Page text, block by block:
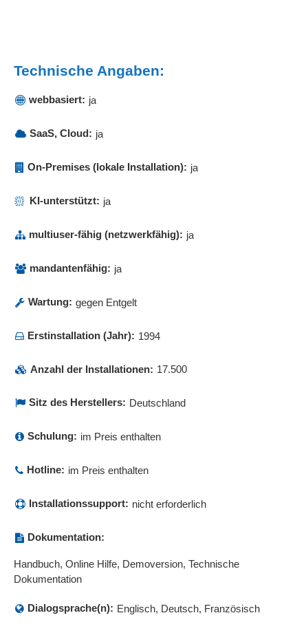
Technische Angaben:
webbasiert: ja
SaaS, Cloud: ja
On-Premises (lokale Installation): ja
KI-unterstützt: ja
multiuser-fähig (netzwerkfähig): ja
mandantenfähig: ja
Wartung: gegen Entgelt
Erstinstallation (Jahr): 1994
Anzahl der Installationen: 17.500
Sitz des Herstellers: Deutschland
Schulung: im Preis enthalten
Hotline: im Preis enthalten
Installationssupport: nicht erforderlich
Dokumentation:
Handbuch, Online Hilfe, Demoversion, Technische
Dokumentation
Dialogsprache(n): Englisch, Deutsch, Französisch